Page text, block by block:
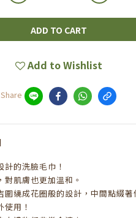
ADD TO CART
Add to Wishlist
Share
的洗臉毛巾！
肌膚也更加溫和。
圍繞成花圈般的設計，中間點綴
使用！